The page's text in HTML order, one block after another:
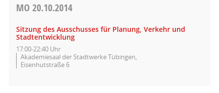
MO 20.10.2014
Sitzung des Ausschusses für Planung, Verkehr und
Stadtentwicklung
17:00-22:40 Uhr
Akademiesaal der Stadtwerke Tübingen,
Eisenhutstraße 6